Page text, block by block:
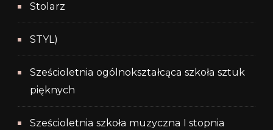
Stolarz
STYL)
Sześcioletnia ogólnokształcąca szkoła sztuk
pięknych
Sześcioletnia szkoła muzyczna I stopnia